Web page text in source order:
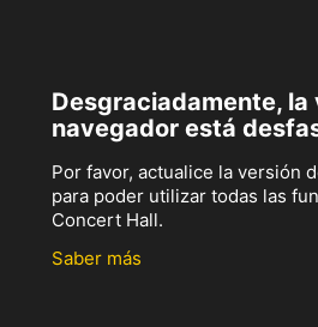
Desgraciadamente, la
navegador está
Por favor, actualice la versión
para poder utilizar todas las
Concert Hall.
Saber más